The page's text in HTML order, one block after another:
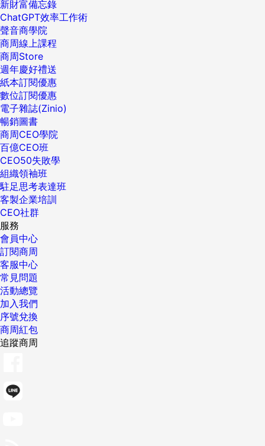
新財富備忘錄
ChatGPT效率工作術
聲音商學院
商周線上課程
商周Store
週年慶好禮送
紙本訂閱優惠
數位訂閱優惠
電子雜誌(Zinio)
暢銷圖書
商周CEO學院
百億CEO班
CEO50失敗學
組織領袖班
駐足思考表達班
客製企業培訓
CEO社群
服務
會員中心
訂閱商周
客服中心
常見問題
活動總覽
加入我們
序號兌換
商周紅包
追蹤商周